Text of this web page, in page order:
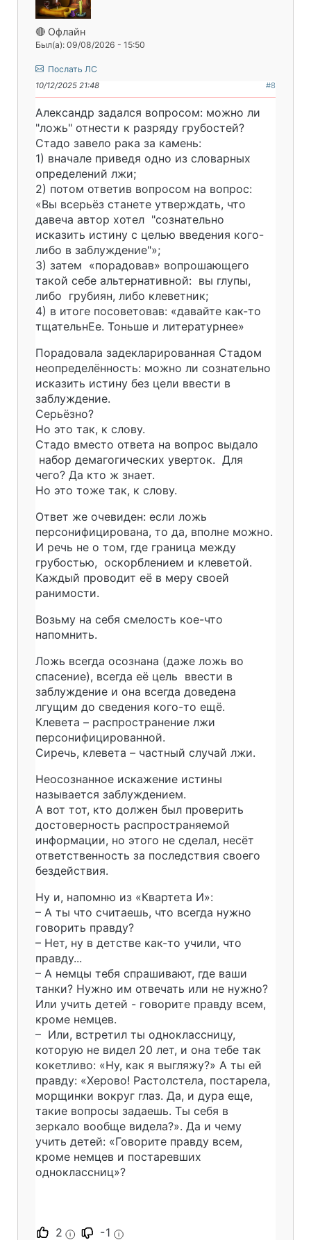
🔴 Офлайн
Был(а): 09/08/2026 - 15:50
Послать ЛС
10/12/2025 21:48 #8
Александр задался вопросом: можно ли
"ложь" отнести к разряду грубостей?
Стадо завело рака за камень:
1) вначале приведя одно из словарных
определений лжи;
2) потом ответив вопросом на вопрос:
«Вы всерьёз станете утверждать, что
давеча автор хотел "сознательно
исказить истину с целью введения кого-
либо в заблуждение"»;
3) затем «порадовав» вопрошающего
такой себе альтернативной: вы глупы,
либо грубиян, либо клеветник;
4) в итоге посоветовав: «давайте как-то
тщательнЕе. Тоньше и литературнее»
Порадовала задекларированная Стадом
неопределённость: можно ли сознательно
исказить истину без цели ввести в
заблуждение.
Серьёзно?
Но это так, к слову.
Стадо вместо ответа на вопрос выдало
набор демагогических уверток. Для
чего? Да кто ж знает.
Но это тоже так, к слову.
Ответ же очевиден: если ложь
персонифицирована, то да, вполне можно.
И речь не о том, где граница между
грубостью, оскорблением и клеветой.
Каждый проводит её в меру своей
ранимости.
Возьму на себя смелость кое-что
напомнить.
Ложь всегда осознана (даже ложь во
спасение), всегда её цель ввести в
заблуждение и она всегда доведена
лгущим до сведения кого-то ещё.
Клевета – распространение лжи
персонифицированной.
Сиречь, клевета – частный случай лжи.
Неосознанное искажение истины
называется заблуждением.
А вот тот, кто должен был проверить
достоверность распространяемой
информации, но этого не сделал, несёт
ответственность за последствия своего
бездействия.
Ну и, напомню из «Квартета И»:
– А ты что считаешь, что всегда нужно
говорить правду?
– Нет, ну в детстве как-то учили, что
правду...
– А немцы тебя спрашивают, где ваши
танки? Нужно им отвечать или не нужно?
Или учить детей - говорите правду всем,
кроме немцев.
– Или, встретил ты одноклассницу,
которую не видел 20 лет, и она тебе так
кокетливо: «Ну, как я выгляжу?» А ты ей
правду: «Херово! Растолстела, постарела,
морщинки вокруг глаз. Да, и дура еще,
такие вопросы задаешь. Ты себя в
зеркало вообще видела?». Да и чему
учить детей: «Говорите правду всем,
кроме немцев и постаревших
одноклассниц»?
2 i -1 i